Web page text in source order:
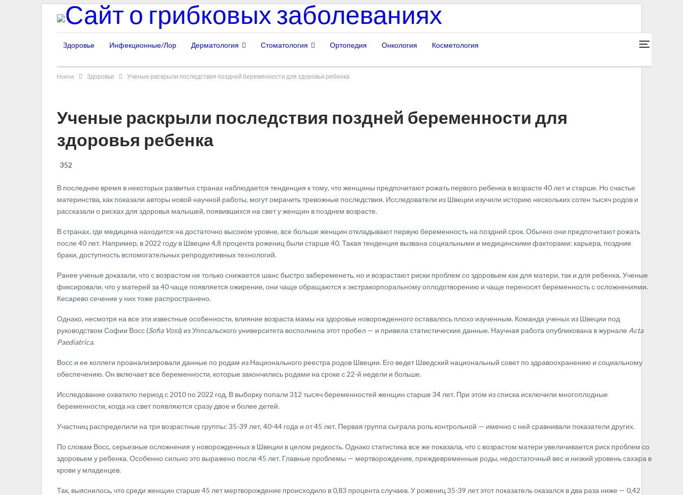
Здоровье Инфекционные/Лор Дерматология Стоматология Ортопедия Онкология Косметология
Home Здоровье Ученые раскрыли последствия поздней беременности для здоровья ребенка
Ученые раскрыли последствия поздней беременности для
здоровья ребенка
352
В последнее время в некоторых развитых странах наблюдается тенденция к тому, что женщины предпочитают рожать первого ребенка в возрасте 40 лет и старше. Но счастье
материнства, как показали авторы новой научной работы, могут омрачить тревожные последствия. Исследователи из Швеции изучили историю нескольких сотен тысяч родов и
рассказали о рисках для здоровья малышей, появившихся на свет у женщин в позднем возрасте.
В странах, где медицина находится на достаточно высоком уровне, все больше женщин откладывают первую беременность на поздний срок. Обычно они предпочитают рожать
после 40 лет. Например, в 2022 году в Швеции 4,8 процента рожениц были старше 40. Такая тенденция вызвана социальными и медицинскими факторами: карьера, поздние
браки, доступность вспомогательных репродуктивных технологий.
Ранее ученые доказали, что с возрастом не только снижается шанс быстро забеременеть, но и возрастают риски проблем со здоровьем как для матери, так и для ребенка. Ученые
фиксировали, что у матерей за 40 чаще появляется ожирение, они чаще обращаются к экстракорпоральному оплодотворению и чаще переносят беременность с осложнениями.
Кесарево сечение у них тоже распространено.
Однако, несмотря на все эти известные особенности, влияние возраста мамы на здоровье новорожденного оставалось плохо изученным. Команда ученых из Швеции под
руководством Софии Восс (Sofia Voss) из Уппсальского университета восполнила этот пробел — и привела статистические данные. Научная работа опубликована в журнале Acta
Paediatrica.
Восс и ее коллеги проанализировали данные по родам из Национального реестра родов Швеции. Его ведет Шведский национальный совет по здравоохранению и социальному
обеспечению. Он включает все беременности, которые закончились родами на сроке с 22-й недели и больше.
Исследование охватило период с 2010 по 2022 год. В выборку попали 312 тысяч беременностей женщин старше 34 лет. При этом из списка исключили многоплодные
беременности, когда на свет появляются сразу двое и более детей.
Участниц распределили на три возрастные группы: 35-39 лет, 40-44 года и от 45 лет. Первая группа сыграла роль контрольной — именно с ней сравнивали показатели других.
По словам Восс, серьезные осложнения у новорожденных в Швеции в целом редкость. Однако статистика все же показала, что с возрастом матери увеличивается риск проблем со
здоровьем у ребенка. Особенно сильно это выражено после 45 лет. Главные проблемы — мертворождение, преждевременные роды, недостаточный вес и низкий уровень сахара в
крови у младенцев.
Так, выяснилось, что среди женщин старше 45 лет мертворождение происходило в 0,83 процента случаев. У рожениц 35-39 лет этот показатель оказался в два раза ниже — 0,42